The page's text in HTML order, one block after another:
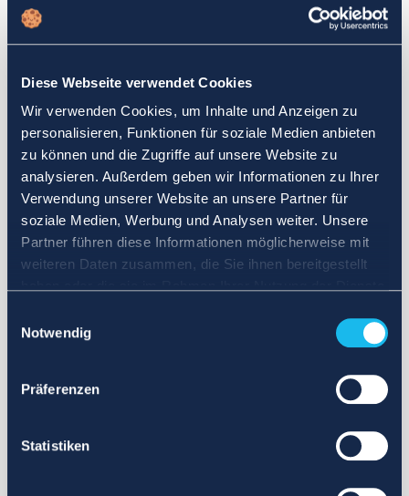
Diese Webseite verwendet Cookies
Wir verwenden Cookies, um Inhalte und Anzeigen zu
personalisieren, Funktionen für soziale Medien anbieten
zu können und die Zugriffe auf unsere Website zu
analysieren. Außerdem geben wir Informationen zu Ihrer
Verwendung unserer Website an unsere Partner für
soziale Medien, Werbung und Analysen weiter. Unsere
Partner führen diese Informationen möglicherweise mit
weiteren Daten zusammen, die Sie ihnen bereitgestellt
Notwendig
Präferenzen
Statistiken